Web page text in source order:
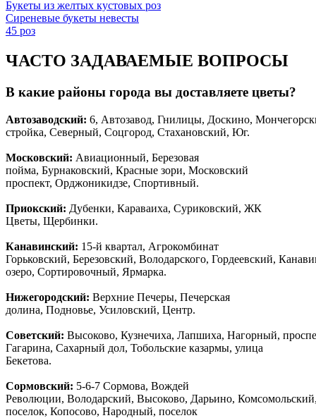
Букеты из желтых кустовых роз
Сиреневые букеты невесты
45 роз
ЧАСТО ЗАДАВАЕМЫЕ ВОПРОСЫ
В какие районы города вы доставляете цветы?
Автозаводский: 6, Автозавод, Гнилицы, Доскино,
стройка, Северный, Соцгород, Стахановский, Юг.
Московский: Авиационный, Березовая
пойма, Бурнаковский, Красные зори, Московский
проспект, Орджоникидзе, Спортивный.
Приокский: Дубенки, Караваиха, Суриковский, ЖК
Цветы, Щербинки.
Канавинский: 15-й квартал, Агрокомбинат
Горьковский, Березовский, Володарского, Гордеевский,
озеро, Сортировочный, Ярмарка.
Нижегородский: Верхние Печеры, Печерская
долина, Подновье, Усиловский, Центр.
Советский: Высоково, Кузнечиха, Лапшиха, Нагорный,
Гагарина, Сахарный дол, Тобольские казармы, улица
Бекетова.
Сормовский: 5-6-7 Сормова, Вождей
Революции, Володарский, Высоково, Дарьино,
поселок, Копосово, Народный, поселок